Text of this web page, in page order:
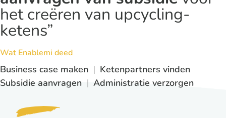
het creëren van upcycling-
ketens”
Wat Enablemi deed
Business case maken
Ketenpartners vinden
Subsidie aanvragen
Administratie verzorgen